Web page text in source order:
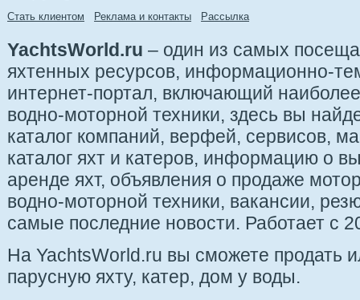
Стать клиентом Реклама и контакты Рассылка
YachtsWorld.ru – один из самых
яхтенных ресурсов, информационно-
интернет-портал, включающий
водно-моторной техники, здесь вы
каталог компаний, верфей, сервисов,
каталог яхт и катеров, информацию о
аренде яхт, объявления о продаже
водно-моторной техники, вакансии,
самые последние новости. Работает с
На YachtsWorld.ru вы сможете продать
парусную яхту, катер, дом у воды.